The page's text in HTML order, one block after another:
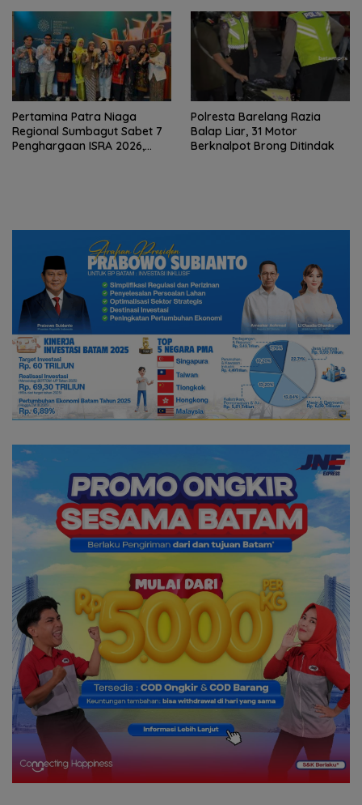
Pertamina Patra Niaga
Regional Sumbagut Sabet 7
Penghargaan ISRA 2026,
Polresta Barelang Razia
Balap Liar, 31 Motor
Berknalpot Brong Ditindak